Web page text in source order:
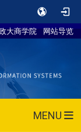
大商学院 网站导览
MENU